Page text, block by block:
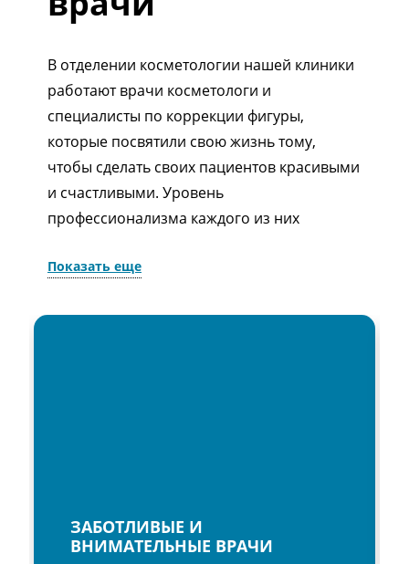
В отделении косметологии нашей клиники
работают врачи косметологи и
специалисты по коррекции фигуры,
которые посвятили свою жизнь тому,
чтобы сделать своих пациентов красивыми
и счастливыми. Уровень
профессионализма каждого из них
Показать еще
ЗАБОТЛИВЫЕ И
ВНИМАТЕЛЬНЫЕ ВРАЧИ